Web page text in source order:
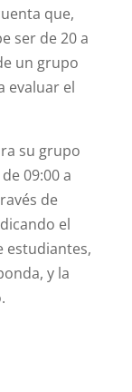
que,
ser de 20 a
un grupo
evaluar el
su grupo
09:00 a
de
el
estudiantes,
y la